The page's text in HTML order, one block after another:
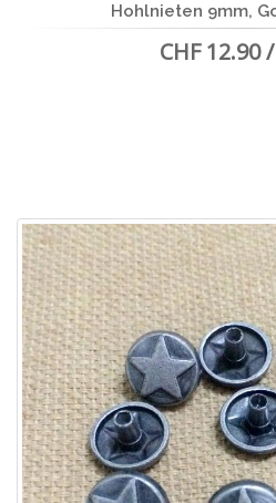
Hohlnieten 9mm,
CHF 12.90